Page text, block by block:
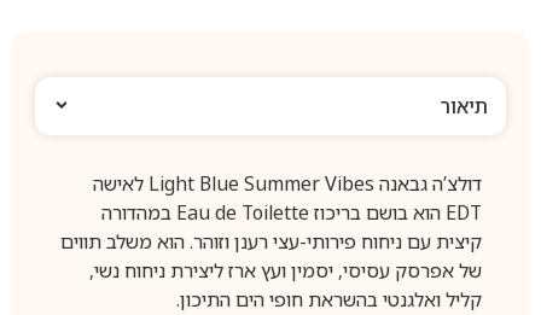
תיאור
דולצ’ה גבאנה Light Blue Summer Vibes לאישה
EDT הוא בושם בריכוז Eau de Toilette במהדורה
קיצית עם ניחוח פירותי-עצי רענן וזוהר. הוא משלב תווים
של אפרסק עסיסי, יסמין ועץ ארז ליצירת ניחוח נשי,
קליל ואלגנטי בהשראת חופי הים התיכון.